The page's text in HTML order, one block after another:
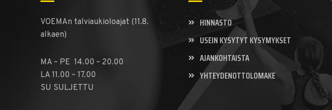
VOEMAn talviaukioloajat (11.8.
alkaen)
MA – PE 14.00 – 20.00
LA 11.00 – 17.00
SU SULJETTU
HINNASTO
USEIN KYSYTYT KYSYMYKSET
AJANKOHTAISTA
YHTEYDENOTTOLOMAKE